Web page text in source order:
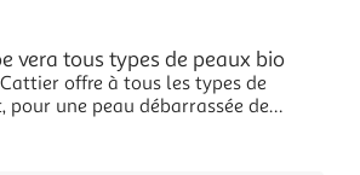
vera tous types de peaux bio
offre à tous les types de
une peau débarrassée de
en l'huile de jojoba bio,
essentielle de menthe poivrée